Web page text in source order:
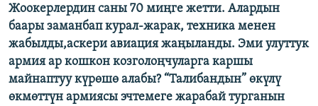
Жоокерлердин саны 70 миңге жетти. Алардын
баары заманбап курал-жарак, техника менен
жабылды,аскери авиация жаңыланды. Эми улуттук
армия ар кошкон козголоңчуларга каршы
майнаптуу күрөшө алабы? “Талибандын” өкүлү
өкмөттүн армиясы эчтемеге жарабай турганын